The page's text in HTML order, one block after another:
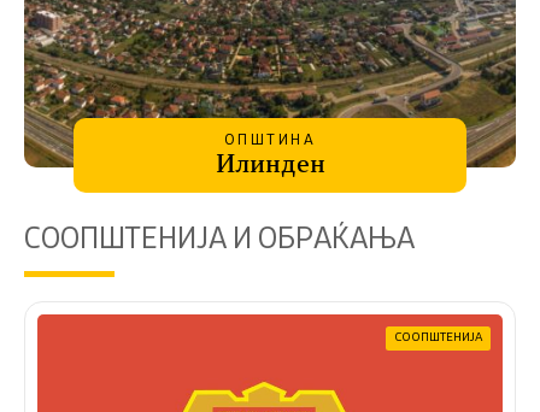
ОПШТИНА
Илинден
СООПШТЕНИЈА И ОБРАЌАЊА
СООПШТЕНИЈА